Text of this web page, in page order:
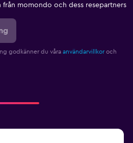
momondo och dess resepartners
godkänner du våra användarvillkor och